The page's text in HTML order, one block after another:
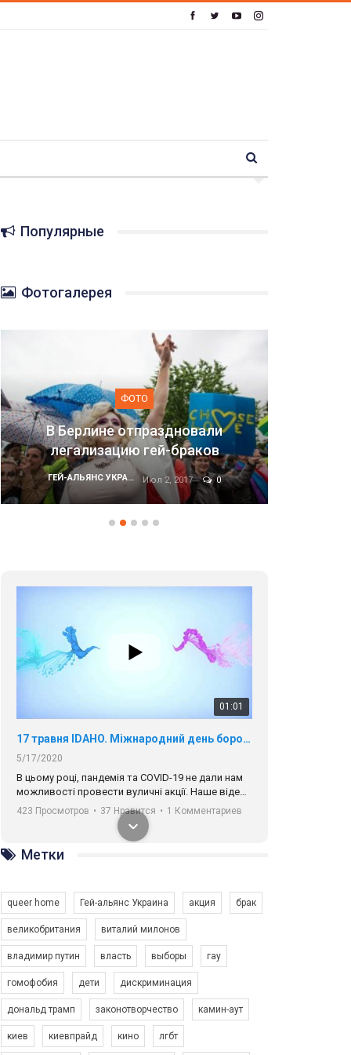
Популярные
Фотогалерея
0
ФОТО
Марш равенства в Киеве, 2017
ГЕЙ-АЛЬЯНС УКРАИНА Июн 20, 2017
01:01
17 травня IDAHO. Міжнародний день боротьби з гомофобією трансфобією і біфобія.
5/17/2020
В цьому році, пандемія та COVІD-19 не дали нам
можливості провести вуличні акції. Наше відео-
звернення про те, що навіть коли ми у різних
містах та не можемо зустрінеться, ми разом. Ми
закликаємо всіх хто поділяє цінності рівності та
солідарності, приєднатися до нас. Регіональні
підрозділи ГАУ є в 16 областях України.
423 Просмотров • 37 Нравится • 1 Комментариев
Зупинимо насильство проти ЛГБТ в Україні! Stop violence against LGBT in Ukraine!
Емоційний та вражаючий промо-ролік на
Метки
queer home Гей-альянс Украина акция брак
великобритания виталий милонов
владимир путин власть выборы гау
гомофобия дети дискриминация
дональд трамп законотворчество камин-аут
киев киевпрайд кино лгбт